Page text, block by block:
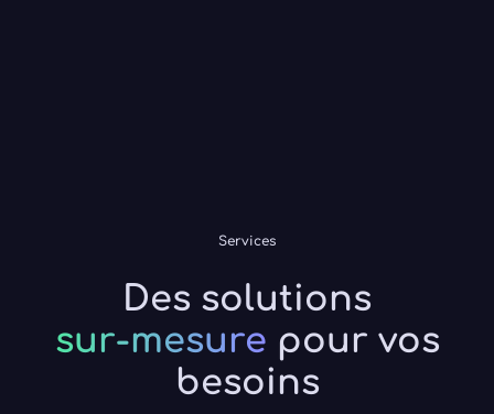
Services
Des solutions
sur-mesure pour vos
besoins